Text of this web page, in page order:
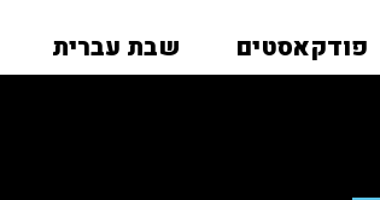
פודקאסטים שבת עברית